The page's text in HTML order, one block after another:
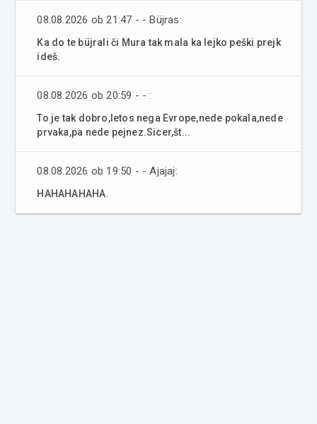
08.08.2026 ob 21:47 - - Büjras:
Ka do te büjrali či Mura tak mala ka lejko peški prejk
ideš.
08.08.2026 ob 20:59 - - :
To je tak dobro,letos nega Evrope,nede pokala,nede
prvaka,pa nede pejnez.Sicer,št...
08.08.2026 ob 19:50 - - Ajajaj:
HAHAHAHAHA.